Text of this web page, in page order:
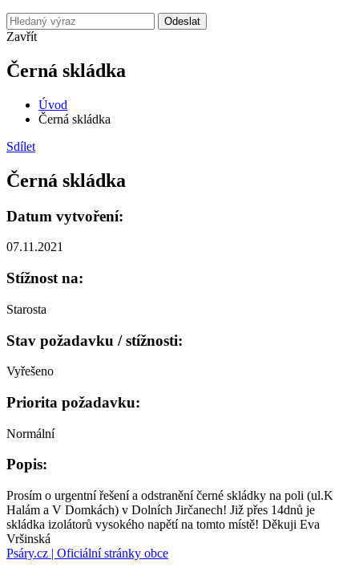
Odeslat
Zavřít
Černá skládka
Úvod
Černá skládka
Sdílet
Černá skládka
Datum vytvoření:
07.11.2021
Stížnost na:
Starosta
Stav požadavku / stížnosti:
Vyřešeno
Priorita požadavku:
Normální
Popis:
Prosím o urgentní řešení a odstranění černé skládky na poli (ul.K
Halám a V Domkách) v Dolních Jirčanech! Již přes 14dnů je
skládka izolátorů vysokého napětí na tomto místě! Děkuji Eva
Vršinská
Psáry.cz | Oficiální stránky obce